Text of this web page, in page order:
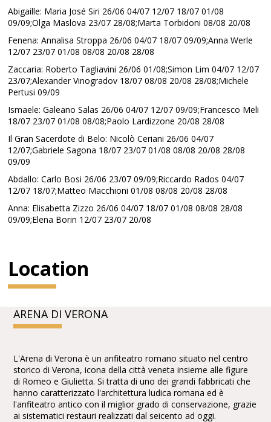
Abigaille: Maria José Siri 26/06 04/07 12/07 18/07 01/08
09/09;Olga Maslova 23/07 28/08;Marta Torbidoni 08/08 20/08
Fenena: Annalisa Stroppa 26/06 04/07 18/07 09/09;Anna Werle
12/07 23/07 01/08 08/08 20/08 28/08
Zaccaria: Roberto Tagliavini 26/06 01/08;Simon Lim 04/07 12/07
23/07;Alexander Vinogradov 18/07 08/08 20/08 28/08;Michele
Pertusi 09/09
Ismaele: Galeano Salas 26/06 04/07 12/07 09/09;Francesco Meli
18/07 23/07 01/08 08/08;Paolo Lardizzone 20/08 28/08
Il Gran Sacerdote di Belo: Nicolò Ceriani 26/06 04/07
12/07;Gabriele Sagona 18/07 23/07 01/08 08/08 20/08 28/08
09/09
Abdallo: Carlo Bosi 26/06 23/07 09/09;Riccardo Rados 04/07
12/07 18/07;Matteo Macchioni 01/08 08/08 20/08 28/08
Anna: Elisabetta Zizzo 26/06 04/07 18/07 01/08 08/08 28/08
09/09;Elena Borin 12/07 23/07 20/08
Location
ARENA DI VERONA
L'Arena di Verona è un anfiteatro romano situato nel centro
storico di Verona, icona della città veneta insieme alle figure
di Romeo e Giulietta. Si tratta di uno dei grandi fabbricati che
hanno caratterizzato l'architettura ludica romana ed è
l'anfiteatro antico con il miglior grado di conservazione, grazie
ai sistematici restauri realizzati dal seicento ad oggi.